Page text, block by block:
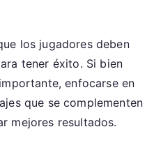
los jugadores deben
tener éxito. Si bien
enfocarse en
que se complementen
mejores resultados.